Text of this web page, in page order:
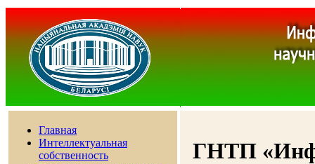
Главная
Интеллектуальная
собственность
ГНТП